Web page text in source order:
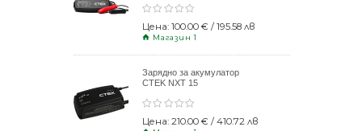
Цена: 100.00 € / 195.58 лв
Магазин 1
Зарядно за акумулатор
CTEK NXT 15
Цена: 210.00 € / 410.72 лв